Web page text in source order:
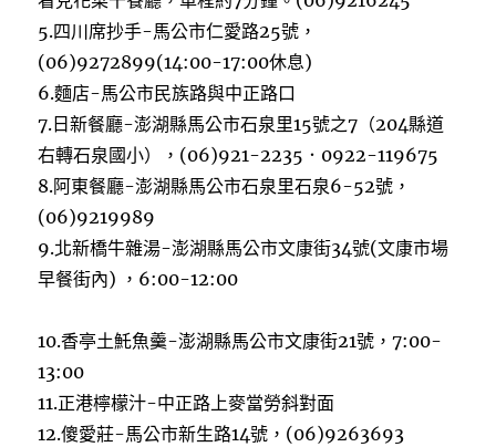
5.四川席抄手-馬公市仁愛路25號，
(06)9272899(14:00-17:00休息)
6.麵店-馬公市民族路與中正路口
7.日新餐廳-澎湖縣馬公市石泉里15號之7（204縣道
右轉石泉國小），(06)921-2235．0922-119675
8.阿東餐廳-澎湖縣馬公市石泉里石泉6-52號，
(06)9219989
9.北新橋牛雜湯-澎湖縣馬公市文康街34號(文康市場
早餐街內) ，6:00-12:00
10.香亭土魠魚羹-澎湖縣馬公市文康街21號，7:00-
13:00
11.正港檸檬汁-中正路上麥當勞斜對面
12.傻愛莊-馬公市新生路14號，(06)9263693